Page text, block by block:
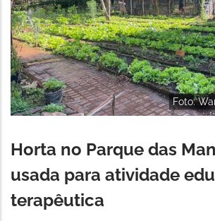
Foto:
Horta no Parque das
usada para atividade
terapêutica